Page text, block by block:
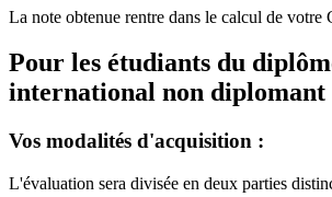
La note obtenue rentre dans le calcul de votre
Pour les étudiants du
international non diplomant
Vos modalités d'acquisition :
L'évaluation sera divisée en deux parties